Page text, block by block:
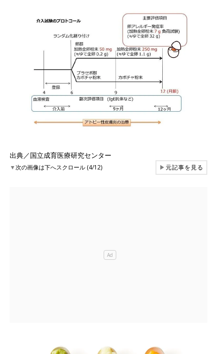
出典／国立成育医療研究センター
▼次の画像は下へスクロール (4/12) ▶元記事を見る